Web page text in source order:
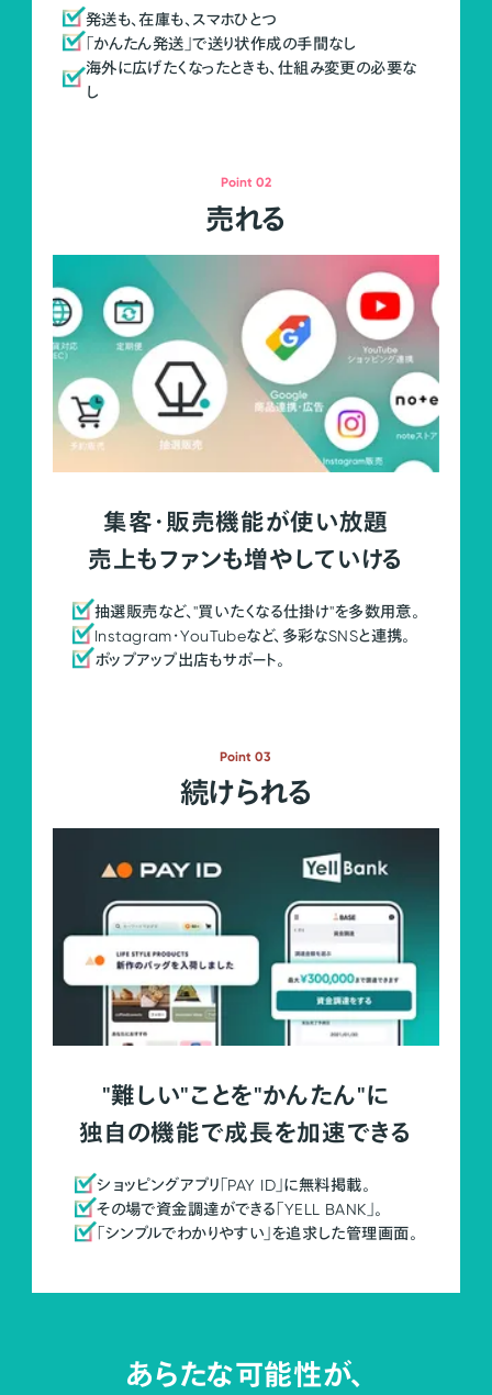
発送も、在庫も、スマホひとつ
「かんたん発送」で送り状作成の手間なし
海外に広げたくなったときも、仕組み変更の必要な
し
Point 02
売れる
集客・販売機能が使い放題
売上もファンも増やしていける
抽選販売など、"買いたくなる仕掛け"を多数用意。
Instagram・YouTubeなど、多彩なSNSと連携。
ポップアップ出店もサポート。
Point 03
続けられる
"難しい"ことを"かんたん"に
独自の機能で成長を加速できる
ショッピングアプリ「PAY ID」に無料掲載。
その場で資金調達ができる「YELL BANK」。
「シンプルでわかりやすい」を追求した管理画面。
あらたな可能性が、